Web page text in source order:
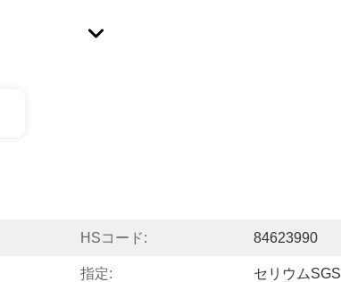
HSコード: 84623990
指定: セリウムSGS